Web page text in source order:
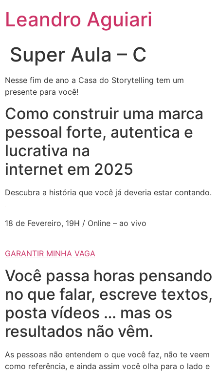
Leandro Aguiari
Super Aula – C
Nesse fim de ano a Casa do Storytelling tem um
presente para você!
Como construir uma marca
pessoal forte, autentica e
lucrativa na
internet em 2025
Descubra a história que você já deveria estar contando.
18 de Fevereiro, 19H / Online – ao vivo
GARANTIR MINHA VAGA
Você passa horas pensando
no que falar, escreve textos,
posta vídeos … mas os
resultados não vêm.
As pessoas não entendem o que você faz, não te veem
como referência, e ainda assim você olha para o lado e